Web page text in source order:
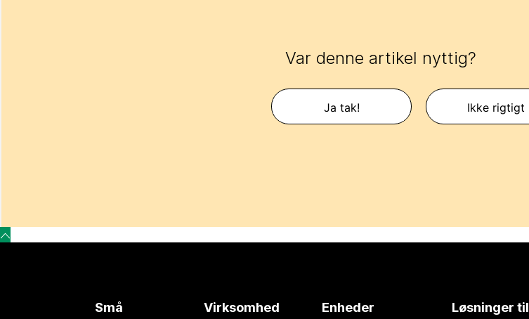
Var denne artikel nyttig?
Ja tak! Ikke rigtigt
Små
Virksomhed Enheder Løsninger til